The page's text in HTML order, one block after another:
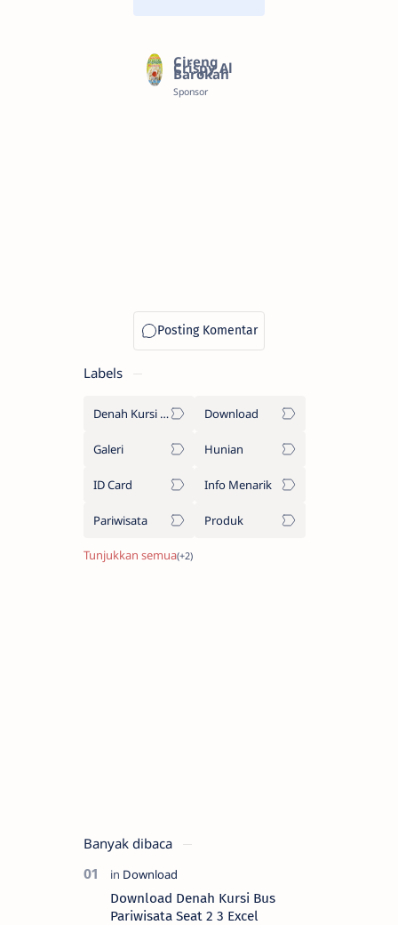
Cireng
Crispy Al
Barokah
Sponsor
Labels
Denah Kursi Bus Download
Galeri Hunian
ID Card Info Menarik
Pariwisata Produk
Banyak dibaca
Download Denah Kursi Bus
Pariwisata Seat 2 3 Excel